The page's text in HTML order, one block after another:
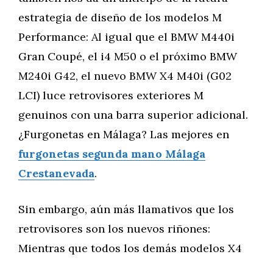
estrategia de diseño de los modelos M
Performance: Al igual que el BMW M440i
Gran Coupé, el i4 M50 o el próximo BMW
M240i G42, el nuevo BMW X4 M40i (G02
LCI) luce retrovisores exteriores M
genuinos con una barra superior adicional.
¿Furgonetas en Málaga? Las mejores en
furgonetas segunda mano Málaga
Crestanevada.
Sin embargo, aún más llamativos que los
retrovisores son los nuevos riñones:
Mientras que todos los demás modelos X4